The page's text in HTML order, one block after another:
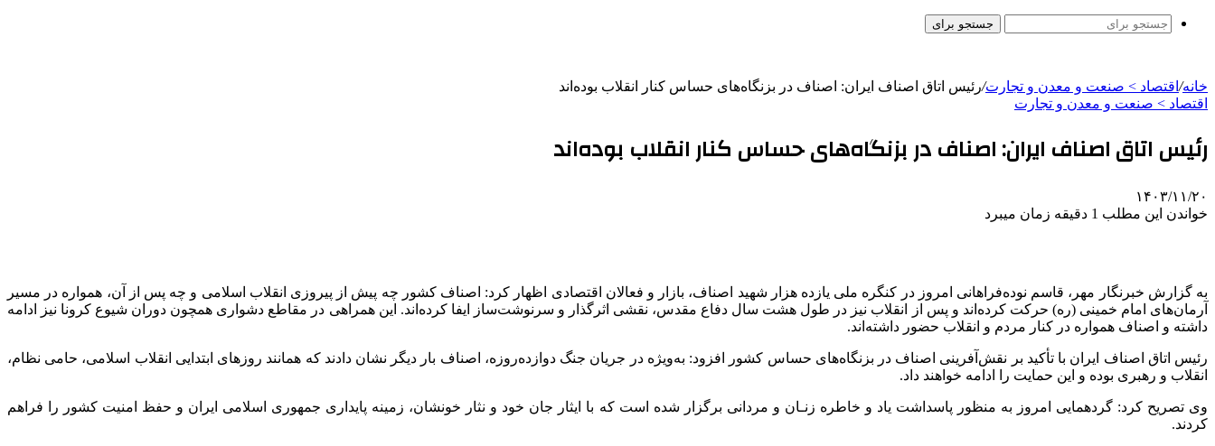
جستجو برای
خانه/ اقتصاد > صنعت و معدن و تجارت/رئیس اتاق اصناف ایران: اصناف در بزنگاه‌های حساس کنار انقلاب بوده‌اند
اقتصاد > صنعت و معدن و تجارت
رئیس اتاق اصناف ایران: اصناف در بزنگاه‌های حساس کنار انقلاب بوده‌اند
۱۴۰۳/۱۱/۲۰
خواندن این مطلب 1 دقیقه زمان میبرد
به گزارش خبرنگار مهر، قاسم نوده‌فراهانی امروز در کنگره ملی یازده هزار شهید اصناف، بازار و فعالان اقتصادی اظهار کرد: اصناف کشور چه پیش از پیروزی انقلاب اسلامی و چه پس از آن، همواره در مسیر
آرمان‌های امام خمینی (ره) حرکت کرده‌اند و پس از انقلاب نیز در طول هشت سال دفاع مقدس، نقشی اثرگذار و سرنوشت‌ساز ایفا کرده‌اند. این همراهی در مقاطع دشواری همچون دوران شیوع کرونا نیز ادامه
داشته و اصناف همواره در کنار مردم و انقلاب حضور داشته‌اند.
رئیس اتاق اصناف ایران با تأکید بر نقش‌آفرینی اصناف در بزنگاه‌های حساس کشور افزود: به‌ویژه در جریان جنگ دوازده‌روزه، اصناف بار دیگر نشان دادند که همانند روزهای ابتدایی انقلاب اسلامی، حامی نظام،
انقلاب و رهبری بوده و این حمایت را ادامه خواهند داد.
وی تصریح کرد: گردهمایی امروز به منظور پاسداشت یاد و خاطره زنـان و مردانی برگزار شده است که با ایثار جان خود و نثار خونشان، زمینه پایداری جمهوری اسلامی ایران و حفظ امنیت کشور را فراهم
کردند.